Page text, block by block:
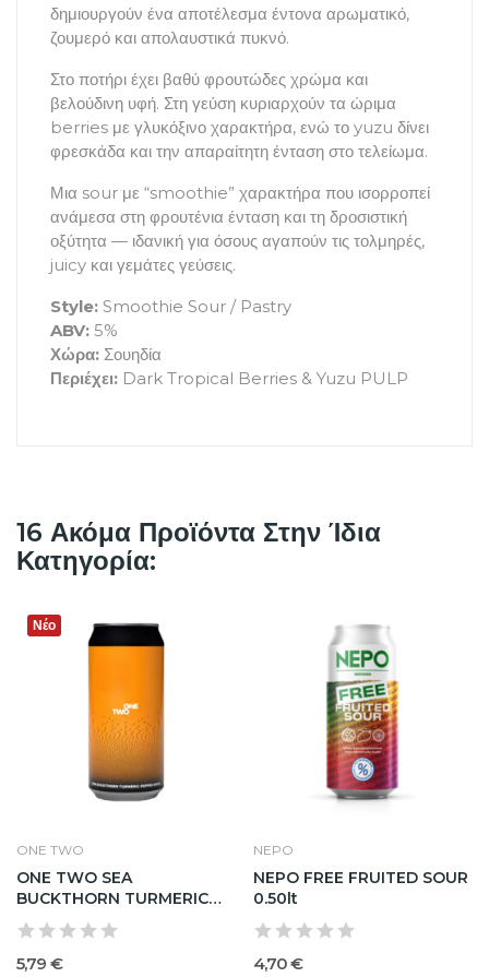
δημιουργούν ένα αποτέλεσμα έντονα αρωματικό,
ζουμερό και απολαυστικά πυκνό.
Στο ποτήρι έχει βαθύ φρουτώδες χρώμα και
βελούδινη υφή. Στη γεύση κυριαρχούν τα ώριμα
berries με γλυκόξινο χαρακτήρα, ενώ το yuzu δίνει
φρεσκάδα και την απαραίτητη ένταση στο τελείωμα.
Μια sour με “smoothie” χαρακτήρα που ισορροπεί
ανάμεσα στη φρουτένια ένταση και τη δροσιστική
οξύτητα — ιδανική για όσους αγαπούν τις τολμηρές,
juicy και γεμάτες γεύσεις.
Style: Smoothie Sour / Pastry
ABV: 5%
Χώρα: Σουηδία
Περιέχει: Dark Tropical Berries & Yuzu PULP
16 Ακόμα Προϊόντα Στην Ίδια
Κατηγορία:
Νέο
ONE TWO
ONE TWO SEA
BUCKTHORN TURMERIC
PEPPER SOUR 0.44lt
5,79 €
NEPO
NEPO FREE FRUITED SOUR
0.50lt
4,70 €